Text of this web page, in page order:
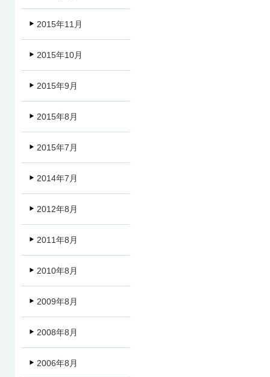
2015年11月
2015年10月
2015年9月
2015年8月
2015年7月
2014年7月
2012年8月
2011年8月
2010年8月
2009年8月
2008年8月
2006年8月